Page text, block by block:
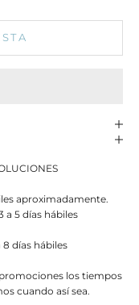
aproximadamente.
a 5 días hábiles
8 días hábiles
los tiempos
cuando así sea.